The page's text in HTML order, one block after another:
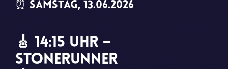
⏰ Samstag, 13.06.2026
🎸 14:15 Uhr –
Stonerunner